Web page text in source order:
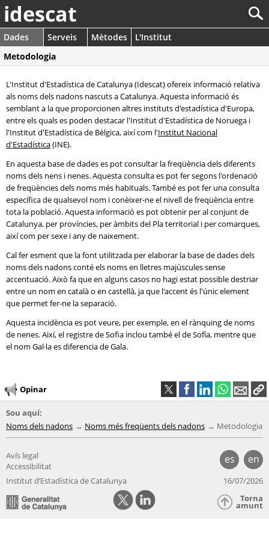
idescat
Dades Serveis Mètodes
L'Institut
Metodologia
L'Institut d'Estadística de Catalunya (Idescat) ofereix informació relativa
als noms dels nadons nascuts a Catalunya. Aquesta informació és
semblant a la que proporcionen altres instituts d'estadística d'Europa,
entre els quals es poden destacar l'Institut d'Estadística de Noruega i
l'Institut d'Estadística de Bèlgica, així com l'Institut Nacional
d'Estadística(INE).
En aquesta base de dades es pot consultar la freqüència dels diferents
noms dels nens i nenes. Aquesta consulta es pot fer segons l'ordenació
de freqüències dels noms més habituals. També es pot fer una consulta
específica de qualsevol nom i conèixer-ne el nivell de freqüència entre
tota la població. Aquesta informació es pot obtenir per al conjunt de
Catalunya, per províncies, per àmbits del Pla territorial i per comarques,
així com per sexe i any de naixement.
Cal fer esment que la font utilitzada per elaborar la base de dades dels
noms dels nadons conté els noms en lletres majúscules sense
accentuació. Això fa que en alguns casos no hagi estat possible destriar
entre un nom en català o en castellà, ja que l'accent és l'únic element
que permet fer-ne la separació.
Aquesta incidència es pot veure, per exemple, en el rànquing de noms
de nenes. Així, el registre de Sofia inclou també el de Sofía, mentre que
el nom Gal·la es diferencia de Gala.
Opinar
Sou aquí:
Noms dels nadons
Noms més freqüents dels nadons Metodologia
es en
Avís legal
Accessibilitat
Institut d’Estadística de Catalunya
16/07/2026
Torna
amunt